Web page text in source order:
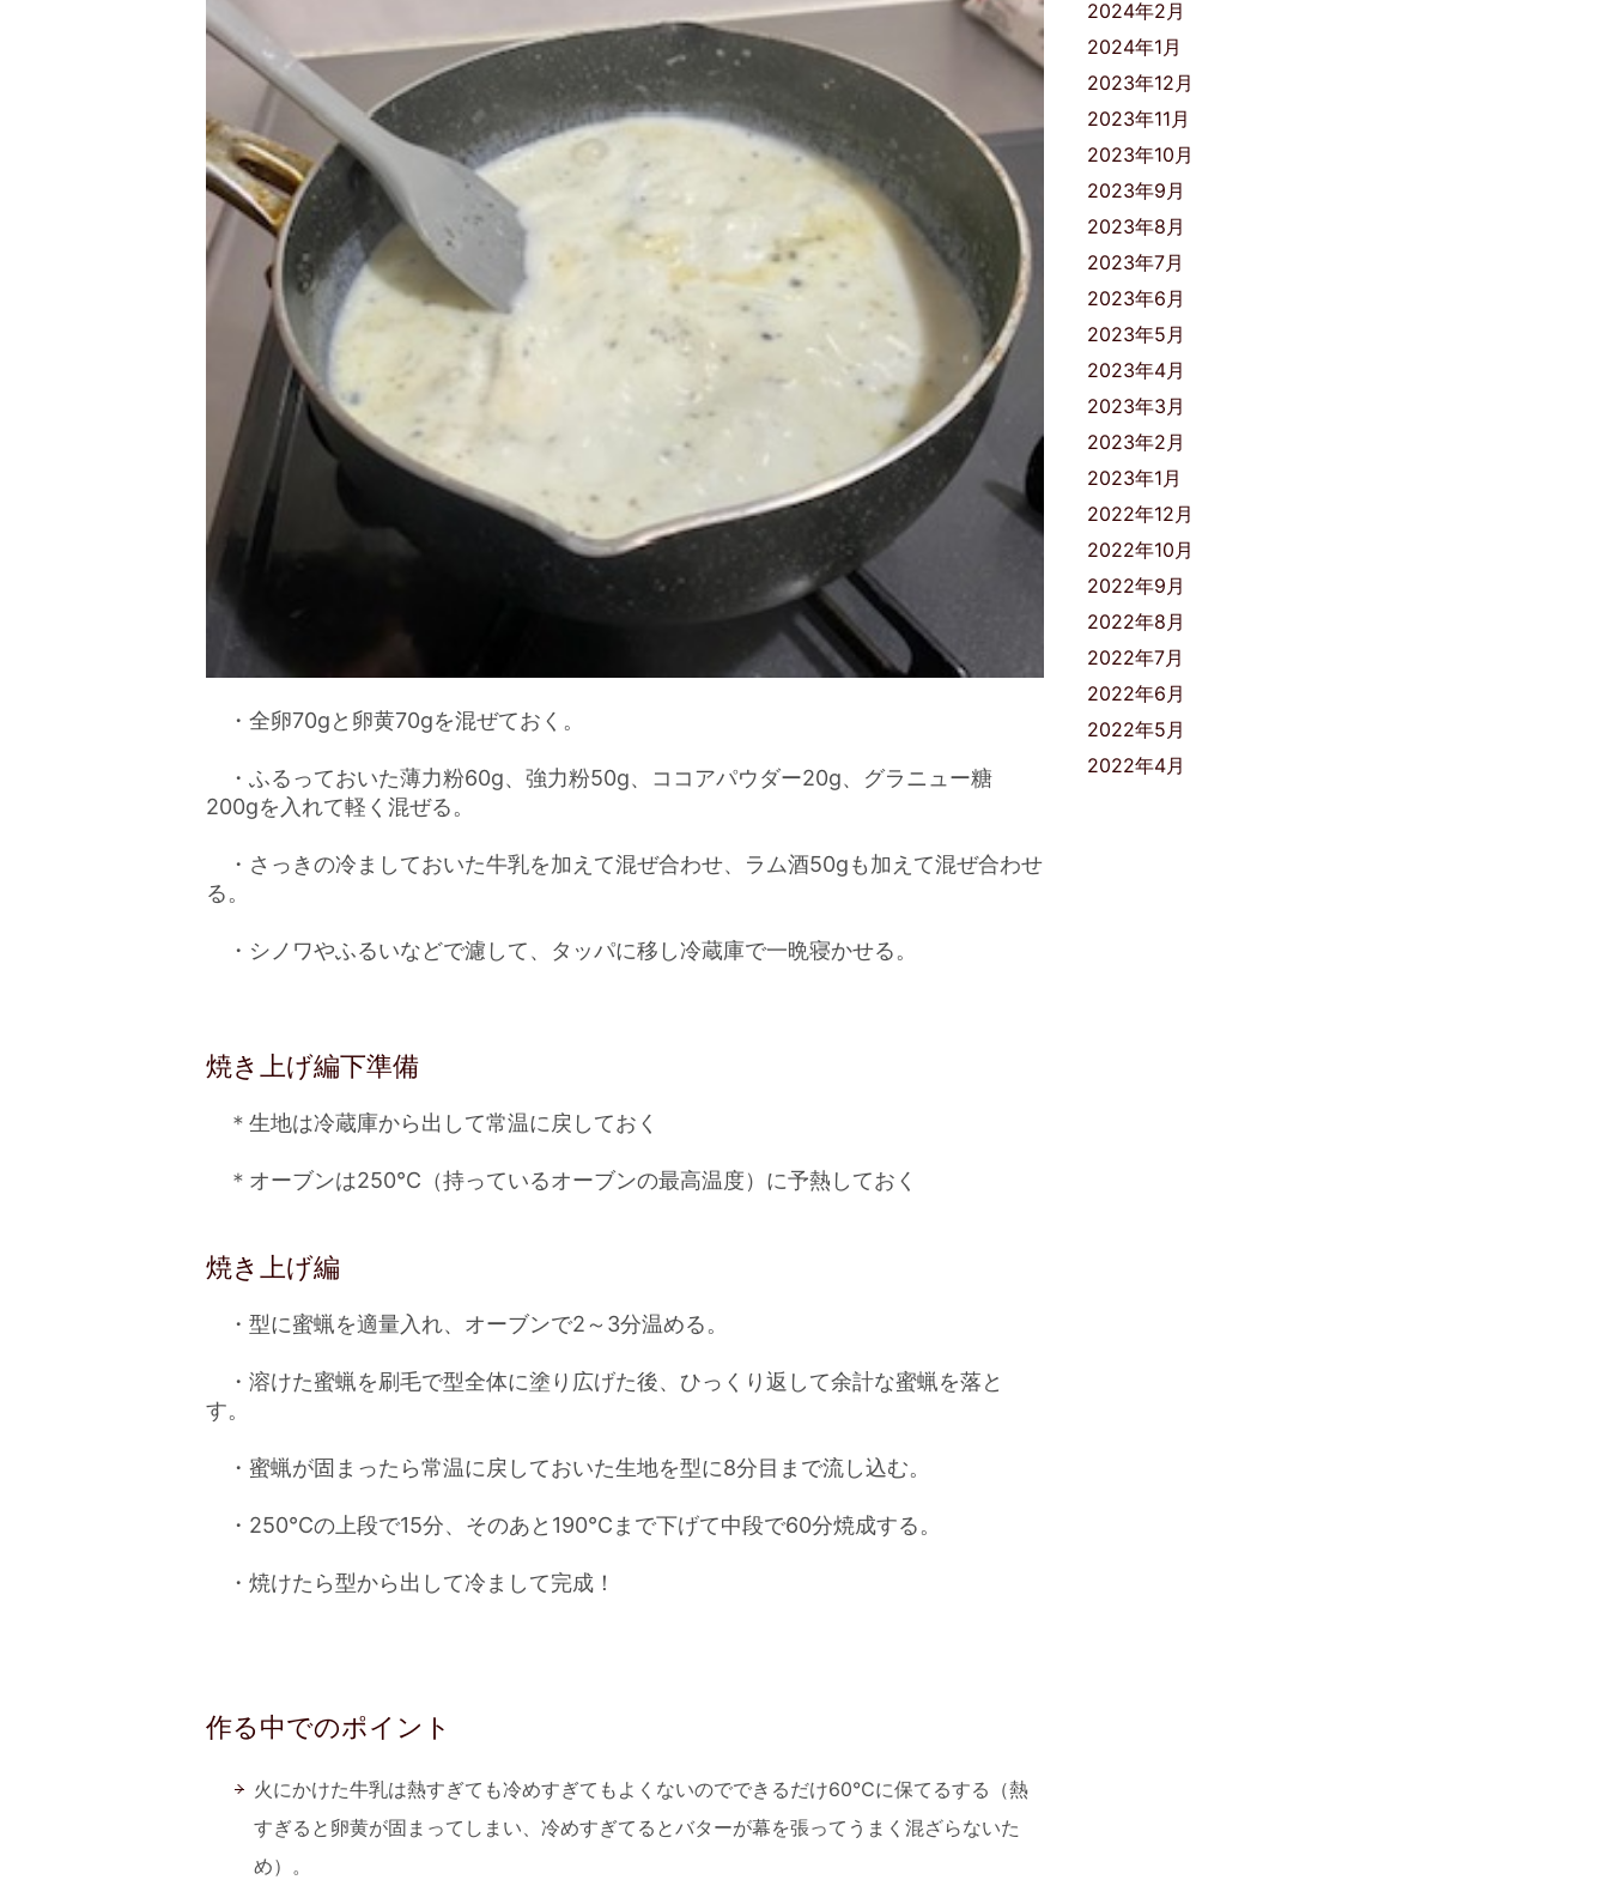
・全卵70gと卵黄70gを混ぜておく。
・ふるっておいた薄力粉60g、強力粉50g、ココアパウダー20g、グラニュー糖
200gを入れて軽く混ぜる。
・さっきの冷ましておいた牛乳を加えて混ぜ合わせ、ラム酒50gも加えて混ぜ合わせ
る。
・シノワやふるいなどで濾して、タッパに移し冷蔵庫で一晩寝かせる。
焼き上げ編下準備
＊生地は冷蔵庫から出して常温に戻しておく
＊オーブンは250℃（持っているオーブンの最高温度）に予熱しておく
焼き上げ編
・型に蜜蝋を適量入れ、オーブンで2～3分温める。
・溶けた蜜蝋を刷毛で型全体に塗り広げた後、ひっくり返して余計な蜜蝋を落と
す。
・蜜蝋が固まったら常温に戻しておいた生地を型に8分目まで流し込む。
・250℃の上段で15分、そのあと190℃まで下げて中段で60分焼成する。
・焼けたら型から出して冷まして完成！
作る中でのポイント
火にかけた牛乳は熱すぎても冷めすぎてもよくないのでできるだけ60℃に保てるする（熱
すぎると卵黄が固まってしまい、冷めすぎてるとバターが幕を張ってうまく混ざらないた
め）。
2024年2月
2024年1月
2023年12月
2023年11月
2023年10月
2023年9月
2023年8月
2023年7月
2023年6月
2023年5月
2023年4月
2023年3月
2023年2月
2023年1月
2022年12月
2022年10月
2022年9月
2022年8月
2022年7月
2022年6月
2022年5月
2022年4月